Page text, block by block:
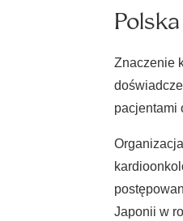
Znaczenie
pacjentami
Japonii w